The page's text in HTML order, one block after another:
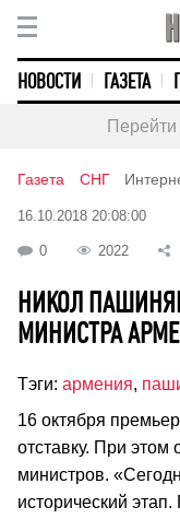
НОВОСТИ ГАЗЕТА
Газета СНГ
16.10.2018 20:08:00
0 2022
НИКОЛ
МИНИСТРА
Тэги: армения,
16 октября
отставку. При этом
министров.
исторический